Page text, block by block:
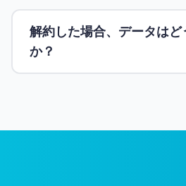
解約した場合、データはど
か？